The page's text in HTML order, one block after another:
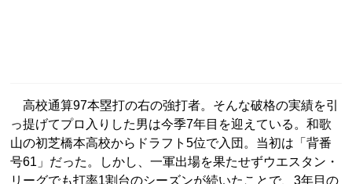
高校通算97本塁打の右の強打者。そんな破格の実績を引
っ提げてプロ入りした男は今季7年目を迎えている。和歌
山の初芝橋本高校からドラフト5位で入団。当初は「背番
号61」だった。しかし、一軍出場を果たせずウエスタン・
リーグでも打率1割台のシーズンが続いたことで、3年目の